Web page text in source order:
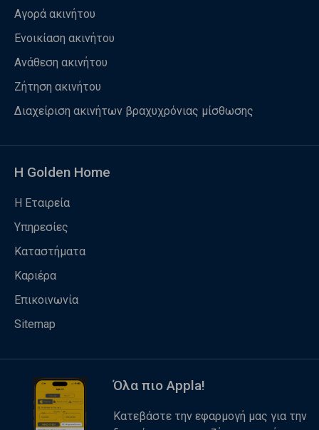
Αγορά ακινήτου
Ενοικίαση ακινήτου
Ανάθεση ακινήτου
Ζήτηση ακινήτου
Διαχείριση ακινήτων βραχυχρόνιας μίσθωσης
Η Golden Home
Η Εταιρεία
Υπηρεσίες
Καταστήματα
Καριέρα
Επικοινωνία
Sitemap
Όλα πιο Appla!
Κατεβάστε την εφαρμογή μας για την